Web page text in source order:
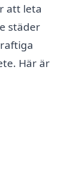
att leta
städer
Här är